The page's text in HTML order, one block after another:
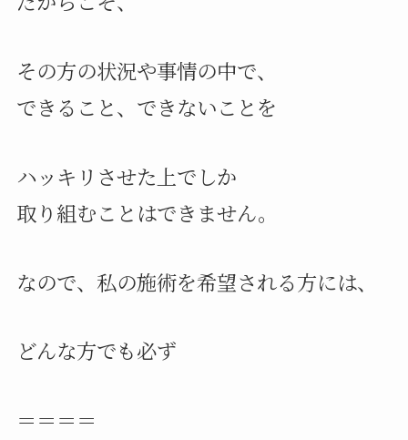
その方の状況や事情の中で、
できること、できないことを
ハッキリさせた上でしか
取り組むことはできません。
なので、私の施術を希望される方には、
どんな方でも必ず
＝＝＝＝